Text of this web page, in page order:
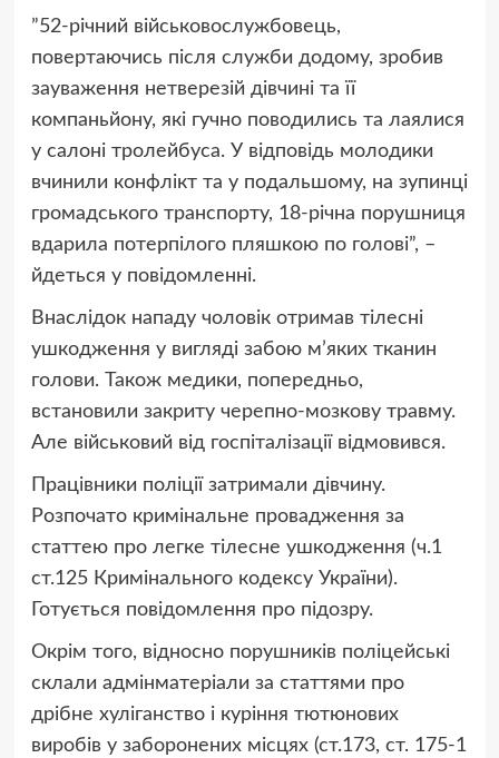
‎”52-річний військовослужбовець,
повертаючись після служби додому, зробив
зауваження нетверезій дівчині та її
компаньйону, які гучно поводились та лаялися
у салоні тролейбуса. У відповідь молодики
вчинили конфлікт та у подальшому, на зупинці
громадського транспорту, 18-річна порушниця
вдарила потерпілого пляшкою по голові”, –
йдеться у повідомленні.
Внаслідок нападу чоловік отримав тілесні
ушкодження у вигляді забою м’яких тканин
голови. Також медики, попередньо,
встановили закриту черепно-мозкову травму.
Але військовий від госпіталізації відмовився.
Працівники поліції затримали дівчину.
Розпочато кримінальне провадження за
статтею про легке тілесне ушкодження (ч.1
ст.125 Кримінального кодексу України).
Готується повідомлення про підозру.
‎Окрім того, відносно порушників поліцейські
склали адмінматеріали за статтями про
дрібне хуліганство і куріння тютюнових
виробів у заборонених місцях (ст.173, ст. 175-1